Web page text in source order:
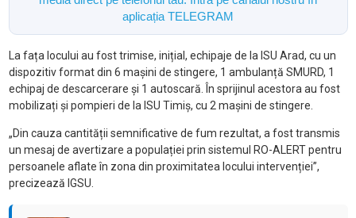
aplicația TELEGRAM
La fața locului au fost trimise, inițial, echipaje de la ISU Arad, cu un
dispozitiv format din 6 mașini de stingere, 1 ambulanță SMURD, 1
echipaj de descarcerare și 1 autoscară. În sprijinul acestora au fost
mobilizați și pompieri de la ISU Timiș, cu 2 mașini de stingere.
„Din cauza cantității semnificative de fum rezultat, a fost transmis
un mesaj de avertizare a populației prin sistemul RO-ALERT pentru
persoanele aflate în zona din proximitatea locului intervenției”,
precizează IGSU.